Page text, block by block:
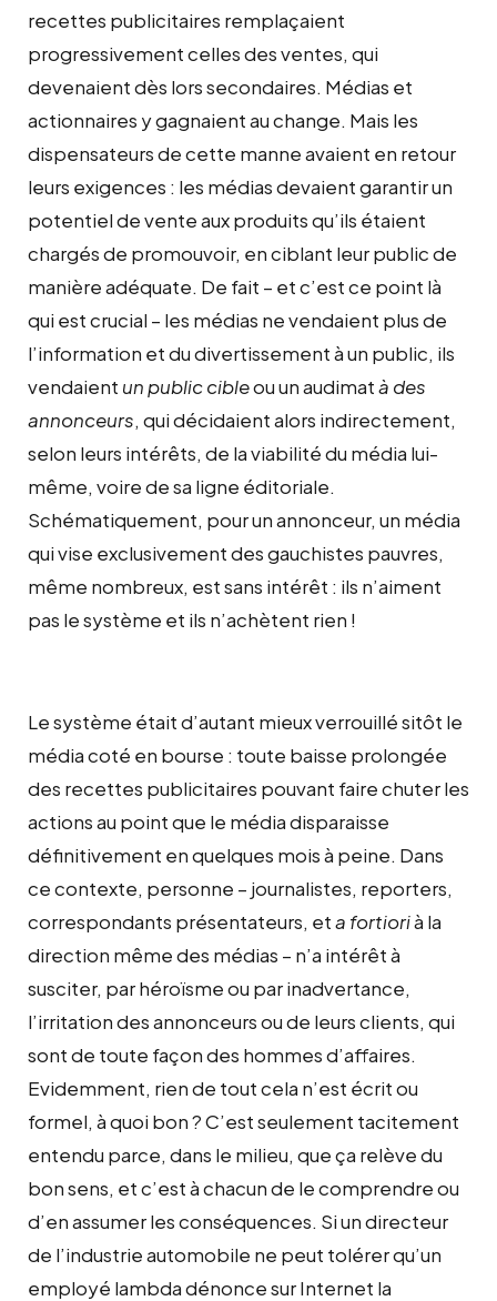
recettes publicitaires remplaçaient
progressivement celles des ventes, qui
devenaient dès lors secondaires. Médias et
actionnaires y gagnaient au change. Mais les
dispensateurs de cette manne avaient en retour
leurs exigences : les médias devaient garantir un
potentiel de vente aux produits qu’ils étaient
chargés de promouvoir, en ciblant leur public de
manière adéquate. De fait – et c’est ce point là
qui est crucial – les médias ne vendaient plus de
l’information et du divertissement à un public, ils
vendaient un public cibleou un audimatà des
annonceurs, qui décidaient alors indirectement,
selon leurs intérêts, de la viabilité du média lui-
même, voire de sa ligne éditoriale.
Schématiquement, pour un annonceur, un média
qui vise exclusivement des gauchistes pauvres,
même nombreux, est sans intérêt : ils n’aiment
pas le système et ils n’achètent rien !
Le système était d’autant mieux verrouillé sitôt le
média coté en bourse : toute baisse prolongée
des recettes publicitaires pouvant faire chuter les
actions au point que le média disparaisse
définitivement en quelques mois à peine. Dans
ce contexte, personne – journalistes, reporters,
correspondants présentateurs, eta fortiorià la
direction même des médias – n’a intérêt à
susciter, par héroïsme ou par inadvertance,
l’irritation des annonceurs ou de leurs clients, qui
sont de toute façon des hommes d’affaires.
Evidemment, rien de tout cela n’est écrit ou
formel, à quoi bon ? C’est seulement tacitement
entendu parce, dans le milieu, que ça relève du
bon sens, et c’est à chacun de le comprendre ou
d’en assumer les conséquences. Si un directeur
de l’industrie automobile ne peut tolérer qu’un
employé lambda dénonce sur Internet la